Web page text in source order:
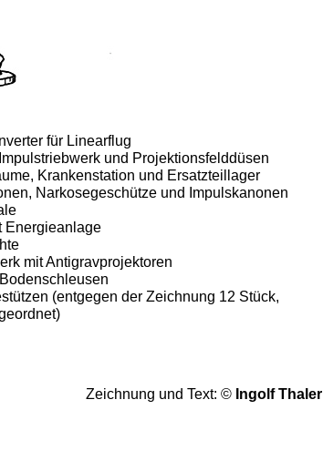
für Linearflug
und Projektionsfelddüsen
Krankenstation und Ersatzteillager
Narkosegeschütze und Impulskanonen
Energieanlage
mit Antigravprojektoren
(entgegen der Zeichnung 12 Stück,
Zeichnung und Text: © Ingolf Thaler